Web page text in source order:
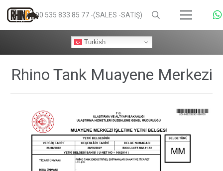
+90 535 833 85 77 -(SALES -SATIŞ)
Turkish
Rhino Tank Muayene Merkezi